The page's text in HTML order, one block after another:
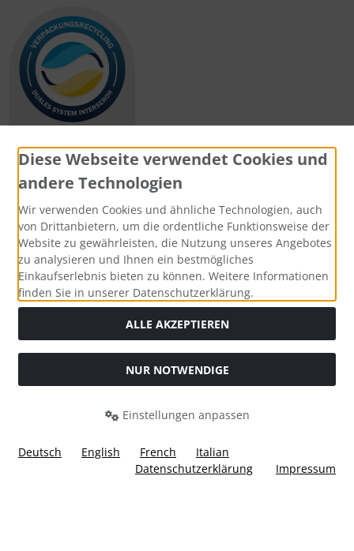
Zahlungsmethoden
Social Media
Widerrufsformular
Diese Webseite verwendet Cookies und
andere Technologien
Wir verwenden Cookies und ähnliche Technologien, auch
von Drittanbietern, um die ordentliche Funktionsweise der
Website zu gewährleisten, die Nutzung unseres Angebotes
zu analysieren und Ihnen ein bestmögliches
Einkaufserlebnis bieten zu können. Weitere Informationen
finden Sie in unserer Datenschutzerklärung.
ALLE AKZEPTIEREN
NUR NOTWENDIGE
Einstellungen anpassen
Deutsch English French
Italian
Datenschutzerklärung
Impressum